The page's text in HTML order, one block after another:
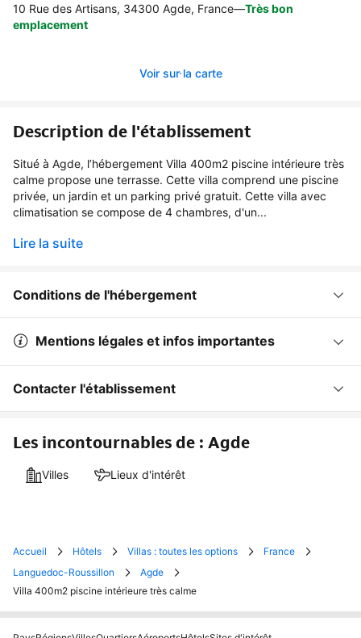
10 Rue des Artisans, 34300 Agde, France—Très bon
emplacement
Voir sur la carte
Description de l'établissement
Situé à Agde, l’hébergement Villa 400m2 piscine intérieure très
calme propose une terrasse. Cette villa comprend une piscine
privée, un jardin et un parking privé gratuit. Cette villa avec
climatisation se compose de 4 chambres, d'un...
Lire la suite
Conditions de l'hébergement
Mentions légales et infos importantes
Contacter l'établissement
Les incontournables de : Agde
Villes Lieux d'intérêt
Accueil Hôtels Villas : toutes les options
France
Languedoc-Roussillon
Agde
Villa 400m2 piscine intérieure très calme